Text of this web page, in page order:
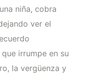
niña, cobra
ver el
irrumpe en su
la vergüenza y